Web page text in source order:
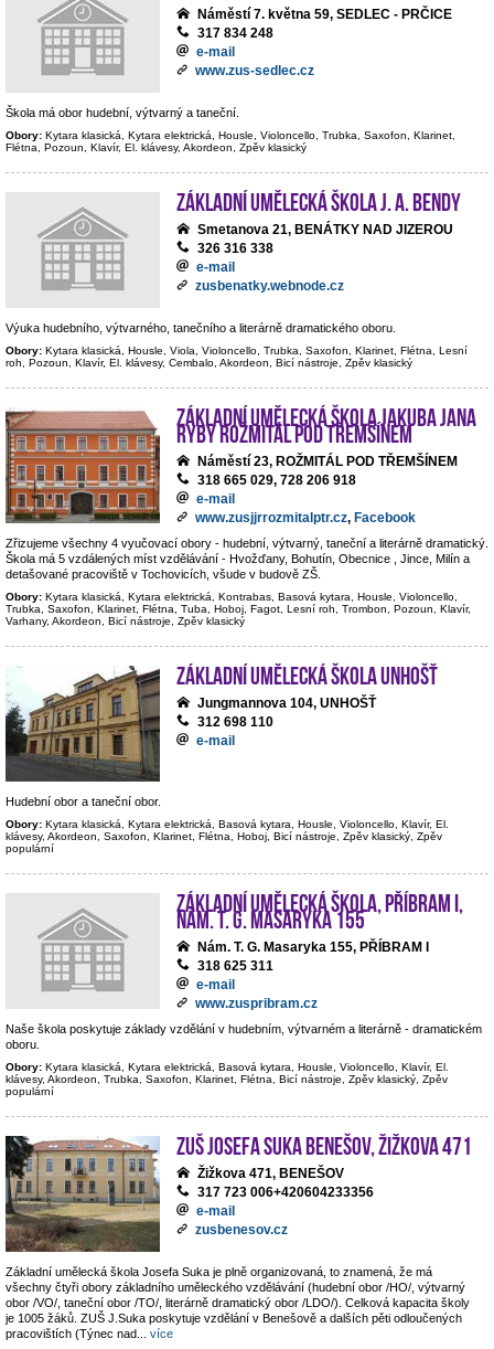
Náměstí 7. května 59, SEDLEC - PRČICE
317 834 248
e-mail
www.zus-sedlec.cz
Škola má obor hudební, výtvarný a taneční.
Obory: Kytara klasická, Kytara elektrická, Housle, Violoncello, Trubka, Saxofon, Klarinet,
Flétna, Pozoun, Klavír, El. klávesy, Akordeon, Zpěv klasický
Základní umělecká škola J. A. Bendy
Smetanova 21, BENÁTKY NAD JIZEROU
326 316 338
e-mail
zusbenatky.webnode.cz
Výuka hudebního, výtvarného, tanečního a literárně dramatického oboru.
Obory: Kytara klasická, Housle, Viola, Violoncello, Trubka, Saxofon, Klarinet, Flétna, Lesní
roh, Pozoun, Klavír, El. klávesy, Cembalo, Akordeon, Bicí nástroje, Zpěv klasický
Základní umělecká škola Jakuba Jana
Ryby Rožmitál pod Třemšínem
Náměstí 23, ROŽMITÁL POD TŘEMŠÍNEM
318 665 029, 728 206 918
e-mail
www.zusjjrrozmitalptr.cz, Facebook
Zřizujeme všechny 4 vyučovací obory - hudební, výtvarný, taneční a literárně dramatický.
Škola má 5 vzdálených míst vzdělávání - Hvožďany, Bohutín, Obecnice , Jince, Milín a
detašované pracoviště v Tochovicích, všude v budově ZŠ.
Obory: Kytara klasická, Kytara elektrická, Kontrabas, Basová kytara, Housle, Violoncello,
Trubka, Saxofon, Klarinet, Flétna, Tuba, Hoboj, Fagot, Lesní roh, Trombon, Pozoun, Klavír,
Varhany, Akordeon, Bicí nástroje, Zpěv klasický
Základní umělecká škola Unhošť
Jungmannova 104, UNHOŠŤ
312 698 110
e-mail
Hudební obor a taneční obor.
Obory: Kytara klasická, Kytara elektrická, Basová kytara, Housle, Violoncello, Klavír, El.
klávesy, Akordeon, Saxofon, Klarinet, Flétna, Hoboj, Bicí nástroje, Zpěv klasický, Zpěv
populární
Základní umělecká škola, Příbram I,
nám. T. G. Masaryka 155
Nám. T. G. Masaryka 155, PŘÍBRAM I
318 625 311
e-mail
www.zuspribram.cz
Naše škola poskytuje základy vzdělání v hudebním, výtvarném a literárně - dramatickém
oboru.
Obory: Kytara klasická, Kytara elektrická, Basová kytara, Housle, Violoncello, Klavír, El.
klávesy, Akordeon, Trubka, Saxofon, Klarinet, Flétna, Bicí nástroje, Zpěv klasický, Zpěv
populární
ZUŠ Josefa Suka Benešov, Žižkova 471
Žižkova 471, BENEŠOV
317 723 006+420604233356
e-mail
zusbenesov.cz
Základní umělecká škola Josefa Suka je plně organizovaná, to znamená, že má
všechny čtyři obory základního uměleckého vzdělávání (hudební obor /HO/, výtvarný
obor /VO/, taneční obor /TO/, literárně dramatický obor /LDO/). Celková kapacita školy
je 1005 žáků. ZUŠ J.Suka poskytuje vzdělání v Benešově a dalších pěti odloučených
pracovištích (Týnec nad
více